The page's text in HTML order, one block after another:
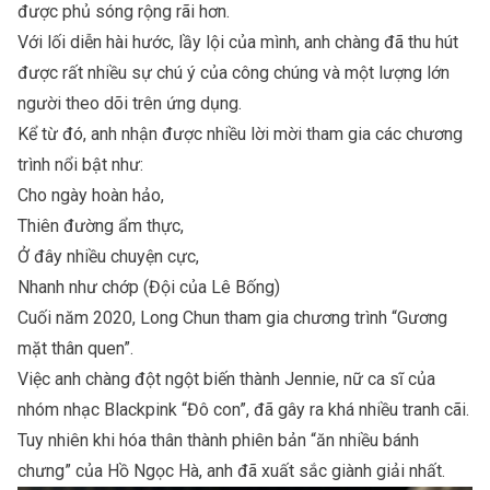
được phủ sóng rộng rãi hơn.
Với lối diễn hài hước, lầy lội của mình, anh chàng đã thu hút
được rất nhiều sự chú ý của công chúng và một lượng lớn
người theo dõi trên ứng dụng.
Kể từ đó, anh nhận được nhiều lời mời tham gia các chương
trình nổi bật như:
Cho ngày hoàn hảo,
Thiên đường ẩm thực,
Ở đây nhiều chuyện cực,
Nhanh như chớp (Đội của Lê Bống)
Cuối năm 2020, Long Chun tham gia chương trình “Gương
mặt thân quen”.
Việc anh chàng đột ngột biến thành Jennie, nữ ca sĩ của
nhóm nhạc Blackpink “Đô con”, đã gây ra khá nhiều tranh cãi.
Tuy nhiên khi hóa thân thành phiên bản “ăn nhiều bánh
chưng” của Hồ Ngọc Hà, anh đã xuất sắc giành giải nhất.